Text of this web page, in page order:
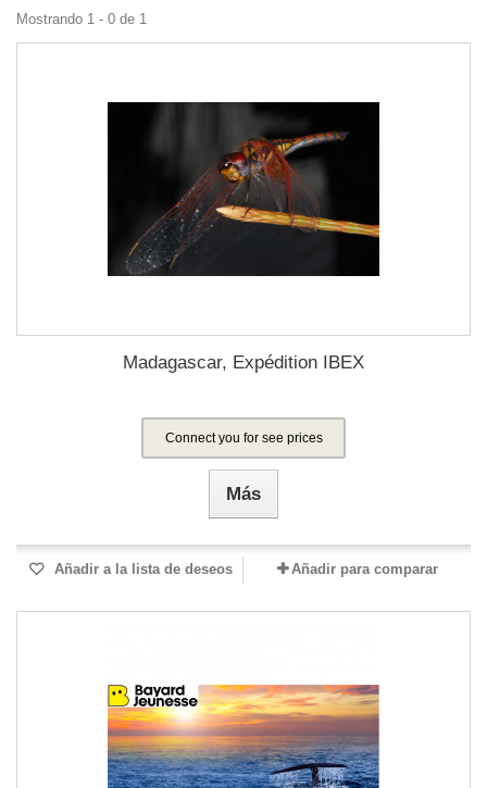
Mostrando 1 - 0 de 1
Madagascar, Expédition IBEX
Connect you for see prices
Más
Añadir a la lista de deseos Añadir para comparar